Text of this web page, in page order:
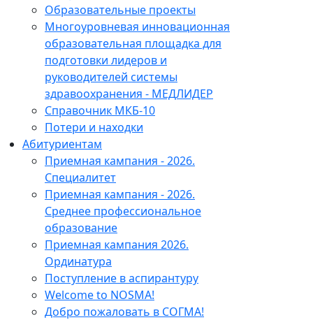
Образовательные проекты
Многоуровневая инновационная
образовательная площадка для
подготовки лидеров и
руководителей системы
здравоохранения - МЕДЛИДЕР
Справочник МКБ-10
Потери и находки
Абитуриентам
Приемная кампания - 2026.
Специалитет
Приемная кампания - 2026.
Среднее профессиональное
образование
Приемная кампания 2026.
Ординатура
Поступление в аспирантуру
Welcome to NOSMA!
Добро пожаловать в СОГМА!